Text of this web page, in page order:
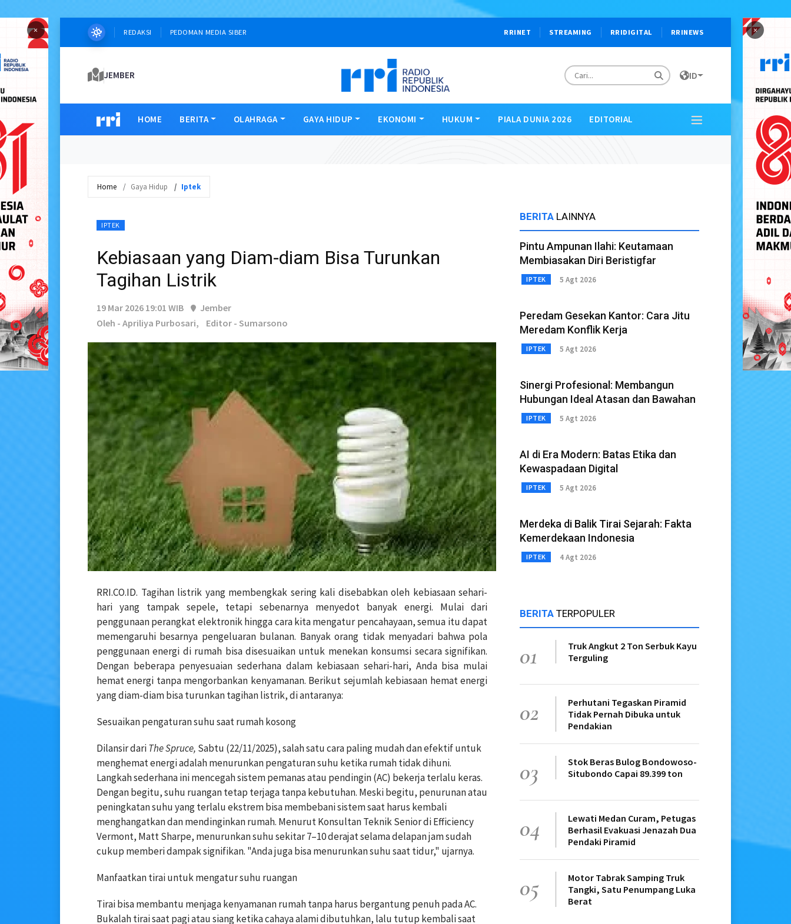
× ×
REDAKSI PEDOMAN MEDIA SIBER RRINET STREAMING RRIDIGITAL RRINEWS
JEMBER ID
HOME BERITA OLAHRAGA GAYA HIDUP EKONOMI HUKUM PIALA DUNIA 2026 EDITORIAL
Home Gaya Hidup Iptek
IPTEK
Kebiasaan yang Diam-diam Bisa Turunkan
Tagihan Listrik
19 Mar 2026 19:01 WIB
Jember
Oleh - Apriliya Purbosari,
Editor - Sumarsono
RRI.CO.ID. Tagihan listrik yang membengkak sering kali disebabkan oleh kebiasaan sehari-
hari yang tampak sepele, tetapi sebenarnya menyedot banyak energi. Mulai dari
penggunaan perangkat elektronik hingga cara kita mengatur pencahayaan, semua itu dapat
memengaruhi besarnya pengeluaran bulanan. Banyak orang tidak menyadari bahwa pola
penggunaan energi di rumah bisa disesuaikan untuk menekan konsumsi secara signifikan.
Dengan beberapa penyesuaian sederhana dalam kebiasaan sehari-hari, Anda bisa mulai
hemat energi tanpa mengorbankan kenyamanan. Berikut sejumlah kebiasaan hemat energi
yang diam-diam bisa turunkan tagihan listrik, di antaranya:
Sesuaikan pengaturan suhu saat rumah kosong
Dilansir dariThe Spruce, Sabtu (22/11/2025), salah satu cara paling mudah dan efektif untuk
menghemat energi adalah menurunkan pengaturan suhu ketika rumah tidak dihuni.
Langkah sederhana ini mencegah sistem pemanas atau pendingin (AC) bekerja terlalu keras.
Dengan begitu, suhu ruangan tetap terjaga tanpa kebutuhan. Meski begitu, penurunan atau
peningkatan suhu yang terlalu ekstrem bisa membebani sistem saat harus kembali
menghangatkan dan mendinginkan rumah. Menurut Konsultan Teknik Senior di Efficiency
Vermont, Matt Sharpe, menurunkan suhu sekitar 7–10 derajat selama delapan jam sudah
cukup memberi dampak signifikan. "Anda juga bisa menurunkan suhu saat tidur," ujarnya.
Manfaatkan tirai untuk mengatur suhu ruangan
Tirai bisa membantu menjaga kenyamanan rumah tanpa harus bergantung penuh pada AC.
Bukalah tirai saat pagi atau siang ketika cahaya alami dibutuhkan, lalu tutup kembali saat
BERITA LAINNYA
Pintu Ampunan Ilahi: Keutamaan
Membiasakan Diri Beristigfar
IPTEK 5 Agt 2026
Peredam Gesekan Kantor: Cara Jitu
Meredam Konflik Kerja
IPTEK 5 Agt 2026
Sinergi Profesional: Membangun
Hubungan Ideal Atasan dan Bawahan
IPTEK 5 Agt 2026
AI di Era Modern: Batas Etika dan
Kewaspadaan Digital
IPTEK 5 Agt 2026
Merdeka di Balik Tirai Sejarah: Fakta
Kemerdekaan Indonesia
IPTEK 4 Agt 2026
BERITA TERPOPULER
01
Truk Angkut 2 Ton Serbuk Kayu
Terguling
02
Perhutani Tegaskan Piramid
Tidak Pernah Dibuka untuk
Pendakian
03
Stok Beras Bulog Bondowoso-
Situbondo Capai 89.399 ton
04
Lewati Medan Curam, Petugas
Berhasil Evakuasi Jenazah Dua
Pendaki Piramid
05
Motor Tabrak Samping Truk
Tangki, Satu Penumpang Luka
Berat